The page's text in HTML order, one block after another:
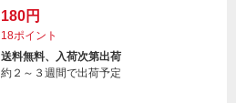
180円
18ポイント
送料無料、入荷次第出荷
約２～３週間で出荷予定